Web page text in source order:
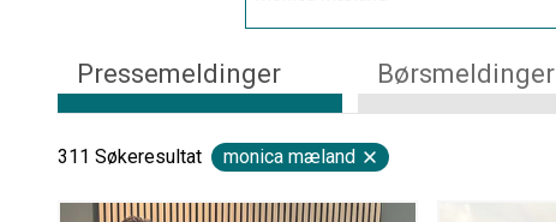
Pressemeldinger Børsmeldinger
311 Søkeresultat monica mæland